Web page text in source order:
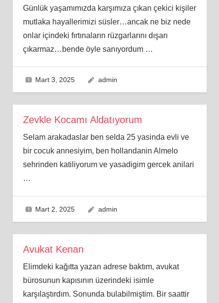
Günlük yaşamımızda karşımıza çıkan çekici kişiler
mutlaka hayallerimizi süsler…ancak ne biz nede
onlar içindeki fırtınaların rüzgarlarını dışarı
çıkarmaz…bende öyle sanıyordum …
Mart 3, 2025 admin
Zevkle Kocamı Aldatıyorum
Selam arakadaslar ben selda 25 yasinda evli ve
bir cocuk annesiyim, ben hollandanin Almelo
sehrinden katiliyorum ve yasadigim gercek anilari
…
Mart 2, 2025 admin
Avukat Kenan
Elimdeki kağıtta yazan adrese baktım, avukat
bürosunun kapısının üzerindeki isimle
karşılaştırdım. Sonunda bulabilmiştim. Bir saattir